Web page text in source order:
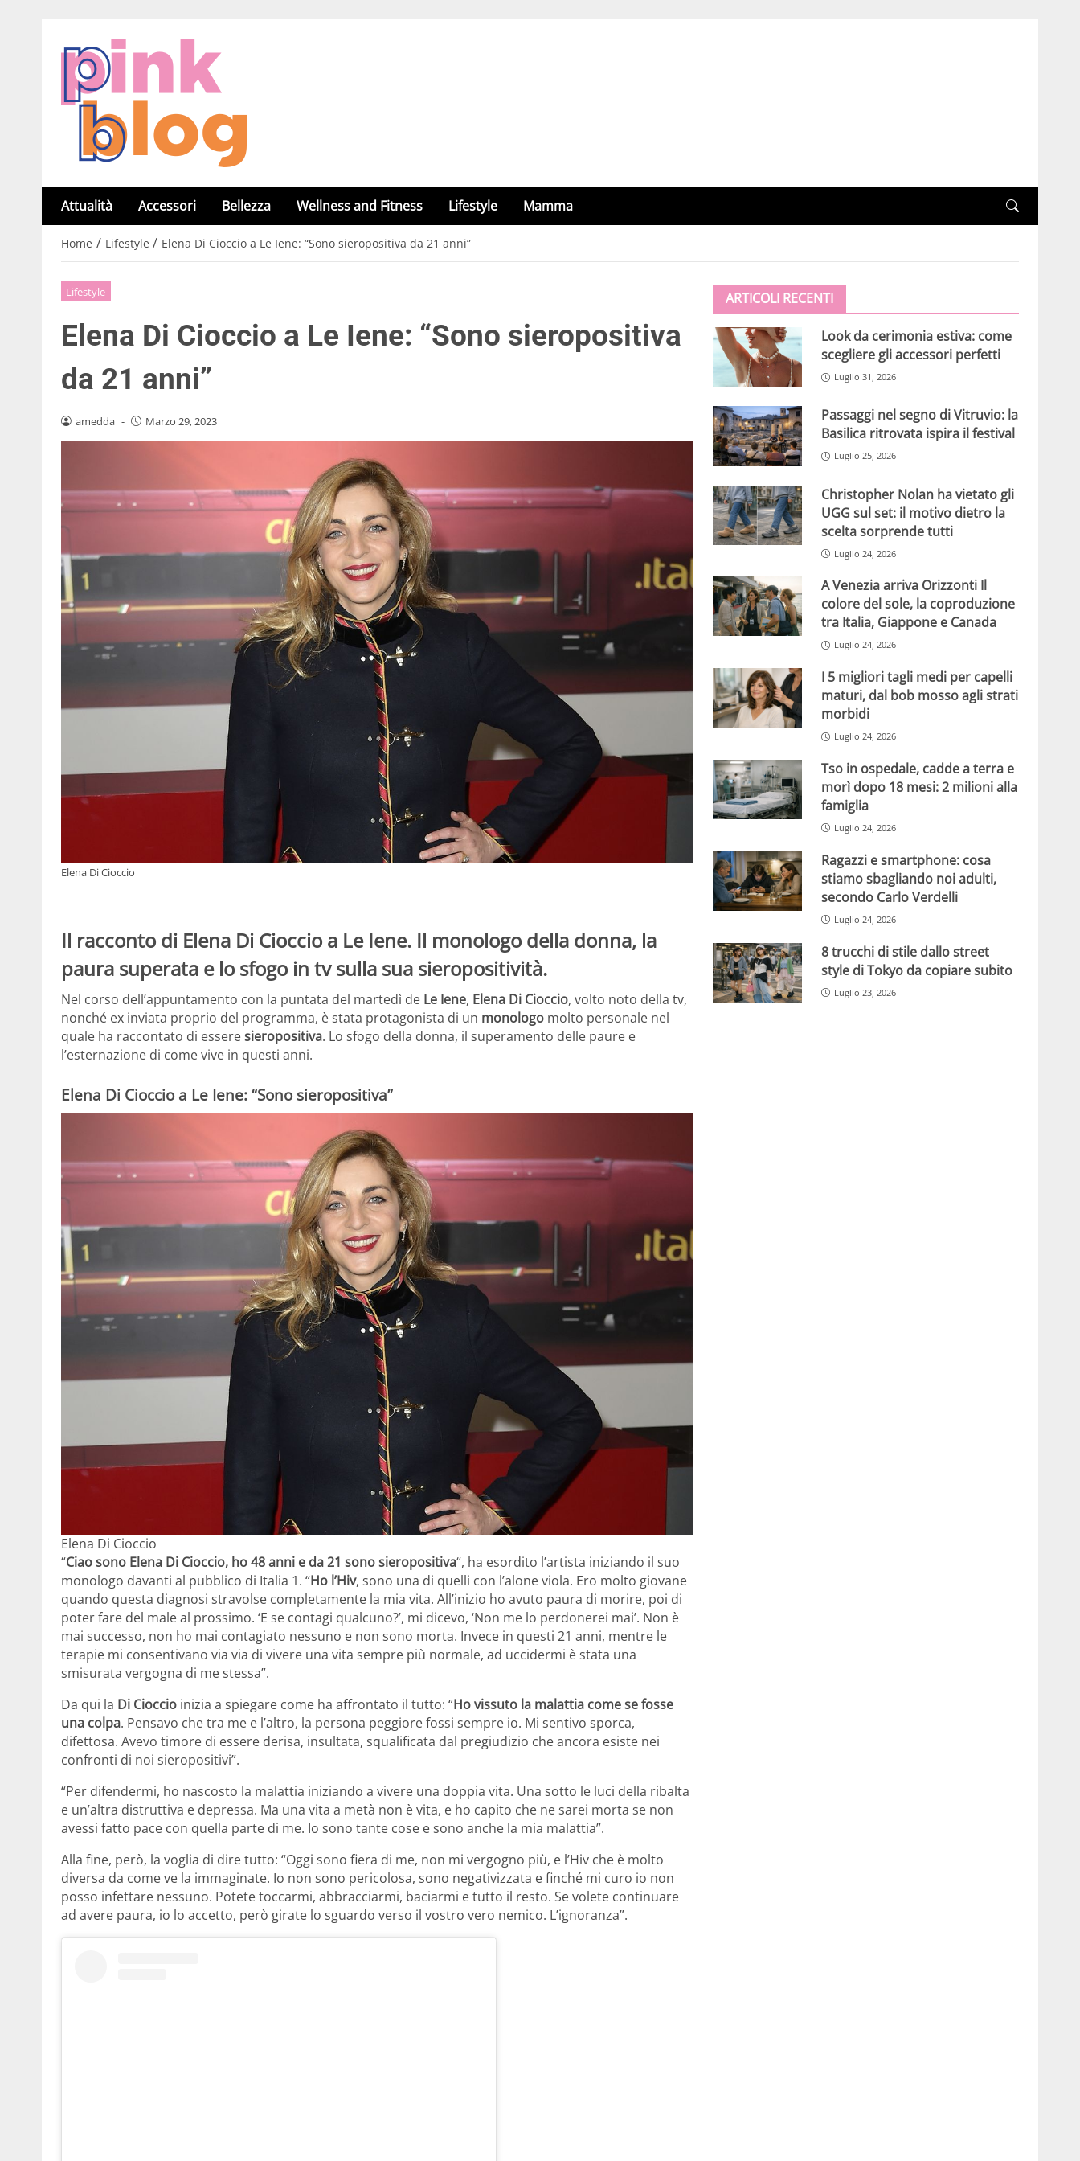
Attualità Accessori Bellezza Wellness and Fitness Lifestyle Mamma
Home / Lifestyle / Elena Di Cioccio a Le Iene: “Sono sieropositiva da 21 anni”
Lifestyle
Elena Di Cioccio a Le Iene: “Sono sieropositiva
da 21 anni”
amedda - Marzo 29, 2023
Elena Di Cioccio
Il racconto di Elena Di Cioccio a Le Iene. Il monologo della donna, la
paura superata e lo sfogo in tv sulla sua sieropositività.
Nel corso dell’appuntamento con la puntata del martedì de Le Iene, Elena Di Cioccio, volto noto della tv,
nonché ex inviata proprio del programma, è stata protagonista di un monologo molto personale nel
quale ha raccontato di esseresieropositiva. Lo sfogo della donna, il superamento delle paure e
l’esternazione di come vive in questi anni.
Elena Di Cioccio a Le Iene: “Sono sieropositiva”
Elena Di Cioccio
“Ciao sono Elena Di Cioccio, ho 48 anni e da 21 sono sieropositiva“, ha esordito l’artista iniziando il suo
monologo davanti al pubblico di Italia 1. “Ho l’Hiv, sono una di quelli con l’alone viola. Ero molto giovane
quando questa diagnosi stravolse completamente la mia vita. All’inizio ho avuto paura di morire, poi di
poter fare del male al prossimo. ‘E se contagi qualcuno?’, mi dicevo, ‘Non me lo perdonerei mai’. Non è
mai successo, non ho mai contagiato nessuno e non sono morta. Invece in questi 21 anni, mentre le
terapie mi consentivano via via di vivere una vita sempre più normale, ad uccidermi è stata una
smisurata vergogna di me stessa”.
Da qui la Di Cioccio inizia a spiegare come ha affrontato il tutto: “Ho vissuto la malattia come se fosse
una colpa. Pensavo che tra me e l’altro, la persona peggiore fossi sempre io. Mi sentivo sporca,
difettosa. Avevo timore di essere derisa, insultata, squalificata dal pregiudizio che ancora esiste nei
confronti di noi sieropositivi”.
“Per difendermi, ho nascosto la malattia iniziando a vivere una doppia vita. Una sotto le luci della ribalta
e un’altra distruttiva e depressa. Ma una vita a metà non è vita, e ho capito che ne sarei morta se non
avessi fatto pace con quella parte di me. Io sono tante cose e sono anche la mia malattia”.
Alla fine, però, la voglia di dire tutto: “Oggi sono fiera di me, non mi vergogno più, e l’Hiv che è molto
diversa da come ve la immaginate. Io non sono pericolosa, sono negativizzata e finché mi curo io non
posso infettare nessuno. Potete toccarmi, abbracciarmi, baciarmi e tutto il resto. Se volete continuare
ad avere paura, io lo accetto, però girate lo sguardo verso il vostro vero nemico. L’ignoranza”.
ARTICOLI RECENTI
Look da cerimonia estiva: come
scegliere gli accessori perfetti
Luglio 31, 2026
Passaggi nel segno di Vitruvio: la
Basilica ritrovata ispira il festival
Luglio 25, 2026
Christopher Nolan ha vietato gli
UGG sul set: il motivo dietro la
scelta sorprende tutti
Luglio 24, 2026
A Venezia arriva Orizzonti Il
colore del sole, la coproduzione
tra Italia, Giappone e Canada
Luglio 24, 2026
I 5 migliori tagli medi per capelli
maturi, dal bob mosso agli strati
morbidi
Luglio 24, 2026
Tso in ospedale, cadde a terra e
morì dopo 18 mesi: 2 milioni alla
famiglia
Luglio 24, 2026
Ragazzi e smartphone: cosa
stiamo sbagliando noi adulti,
secondo Carlo Verdelli
Luglio 24, 2026
8 trucchi di stile dallo street
style di Tokyo da copiare subito
Luglio 23, 2026